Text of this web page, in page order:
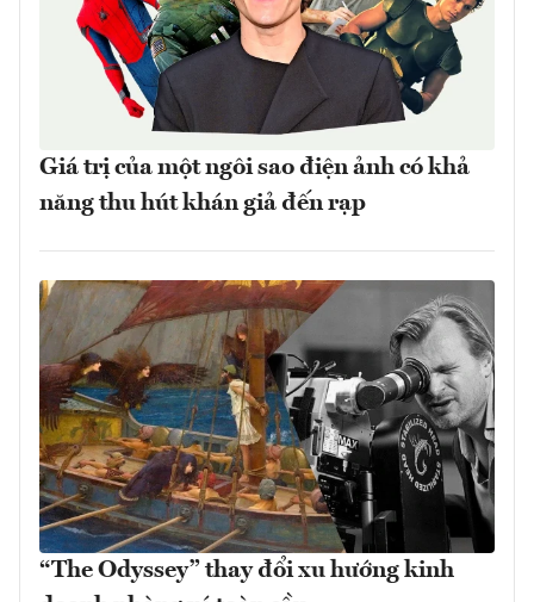
Giá trị của một ngôi sao điện ảnh có khả
năng thu hút khán giả đến rạp
“The Odyssey” thay đổi xu hướng kinh